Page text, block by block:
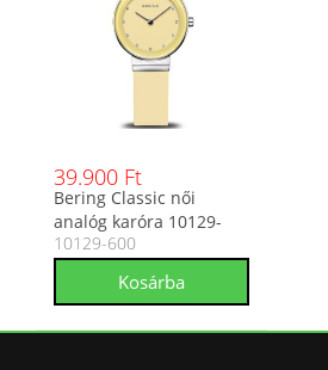
39.900 Ft
Bering Classic női
analóg karóra 10129-
600
10129-600